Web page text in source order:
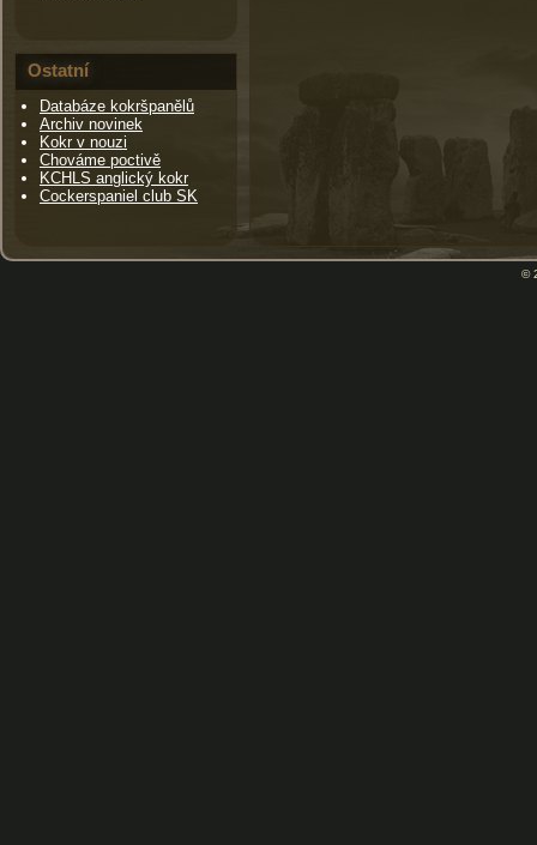
Ostatní
Databáze kokršpanělů
Archiv novinek
Kokr v nouzi
Chováme poctivě
KCHLS anglický kokr
Cockerspaniel club SK
©